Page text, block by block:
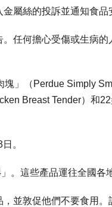
屬絲的投訴並通知食品
任何擔心受傷或生病
」（Perdue Simply
Breast Tender）和
。
。這些產品運往全國各
並敦促他們不要食用